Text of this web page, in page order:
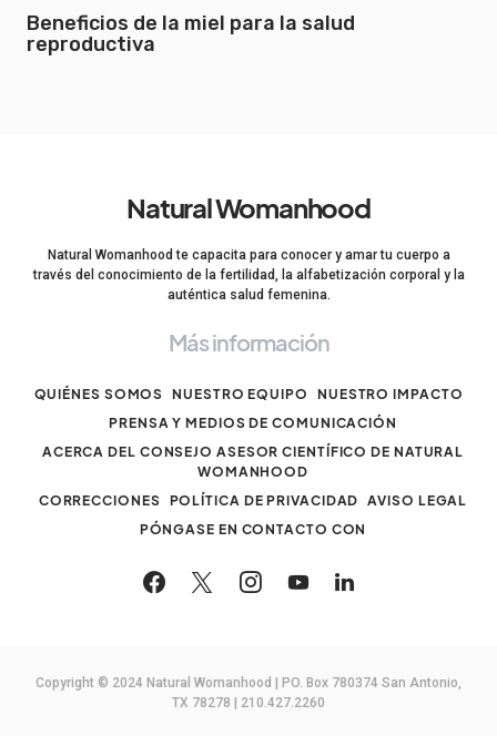
Beneficios de la miel para la salud
reproductiva
Natural Womanhood
Natural Womanhood te capacita para conocer y amar tu cuerpo a
través del conocimiento de la fertilidad, la alfabetización corporal y la
auténtica salud femenina.
Más información
QUIÉNES SOMOS NUESTRO EQUIPO
NUESTRO IMPACTO
PRENSA Y MEDIOS DE COMUNICACIÓN
ACERCA DEL CONSEJO ASESOR CIENTÍFICO DE NATURAL
WOMANHOOD
CORRECCIONES POLÍTICA DE PRIVACIDAD
AVISO LEGAL
PÓNGASE EN CONTACTO CON
Copyright © 2024 Natural Womanhood | PO. Box 780374 San Antonio,
TX 78278 | 210.427.2260